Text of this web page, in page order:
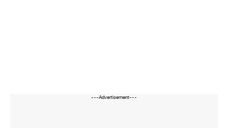
---Advertisement---